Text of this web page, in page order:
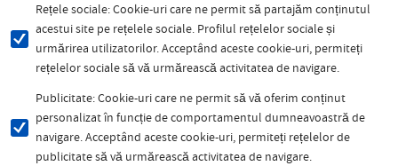
Rețele sociale: Cookie-uri care ne permit să partajăm conținutul
acestui site pe rețelele sociale. Profilul rețelelor sociale și
urmărirea utilizatorilor. Acceptând aceste cookie-uri, permiteți
rețelelor sociale să vă urmărească activitatea de navigare.
Publicitate: Cookie-uri care ne permit să vă oferim conținut
personalizat în funcție de comportamentul dumneavoastră de
navigare. Acceptând aceste cookie-uri, permiteți rețelelor de
publicitate să vă urmărească activitatea de navigare.